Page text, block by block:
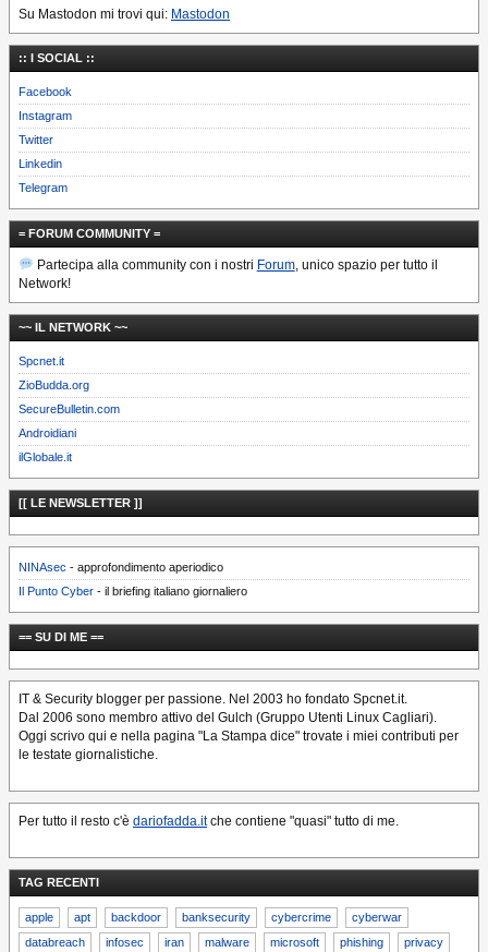
Su Mastodon mi trovi qui: Mastodon
:: I SOCIAL ::
Facebook
Instagram
Twitter
Linkedin
Telegram
= FORUM COMMUNITY =
Partecipa alla community con i nostri Forum, unico spazio per tutto il
Network!
~~ IL NETWORK ~~
Spcnet.it
ZioBudda.org
SecureBulletin.com
Androidiani
ilGlobale.it
[[ LE NEWSLETTER ]]
NINAsec - approfondimento aperiodico
Il Punto Cyber - il briefing italiano giornaliero
== SU DI ME ==
IT & Security blogger per passione. Nel 2003 ho fondato Spcnet.it.
Dal 2006 sono membro attivo del Gulch (Gruppo Utenti Linux Cagliari).
Oggi scrivo qui e nella pagina "La Stampa dice" trovate i miei contributi per
le testate giornalistiche.
Per tutto il resto c'è dariofadda.itche contiene "quasi" tutto di me.
TAG RECENTI
apple apt backdoor banksecurity cybercrime
cyberwar
databreach
infosec iran malware microsoft phishing privacy